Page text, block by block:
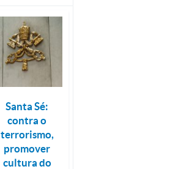
Santa Sé:
contra o
terrorismo,
promover
cultura do